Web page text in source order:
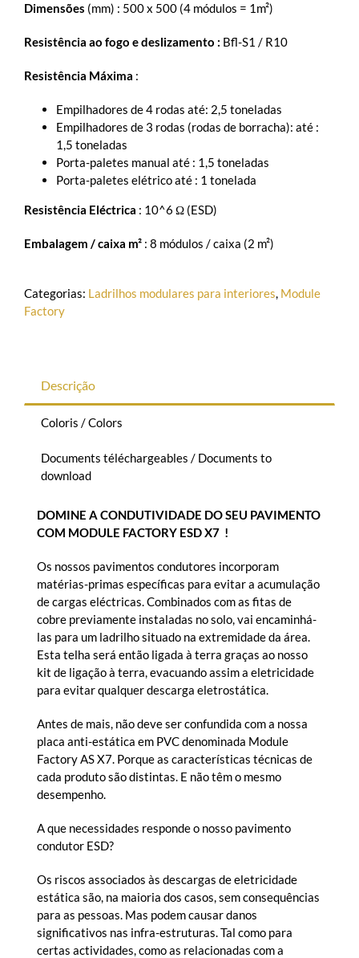
Dimensões (mm) : 500 x 500 (4 módulos = 1m²)
Resistência ao fogo e deslizamento : Bfl-S1 / R10
Resistência Máxima :
Empilhadores de 4 rodas até: 2,5 toneladas
Empilhadores de 3 rodas (rodas de borracha): até :
1,5 toneladas
Porta-paletes manual até : 1,5 toneladas
Porta-paletes elétrico até : 1 tonelada
Resistência Eléctrica : 10^6 Ω (ESD)
Embalagem / caixa m² : 8 módulos / caixa (2 m²)
Categorias: Ladrilhos modulares para interiores, Module
Factory
Descrição
Coloris / Colors
Documents téléchargeables / Documents to
download
DOMINE A CONDUTIVIDADE DO SEU PAVIMENTO
COM MODULE FACTORY ESD X7 !
Os nossos pavimentos condutores incorporam
matérias-primas específicas para evitar a acumulação
de cargas eléctricas. Combinados com as fitas de
cobre previamente instaladas no solo, vai encaminhá-
las para um ladrilho situado na extremidade da área.
Esta telha será então ligada à terra graças ao nosso
kit de ligação à terra, evacuando assim a eletricidade
para evitar qualquer descarga eletrostática.
Antes de mais, não deve ser confundida com a nossa
placa anti-estática em PVC denominada Module
Factory AS X7. Porque as características técnicas de
cada produto são distintas. E não têm o mesmo
desempenho.
A que necessidades responde o nosso pavimento
condutor ESD?
Os riscos associados às descargas de eletricidade
estática são, na maioria dos casos, sem consequências
para as pessoas. Mas podem causar danos
significativos nas infra-estruturas. Tal como para
certas actividades, como as relacionadas com a